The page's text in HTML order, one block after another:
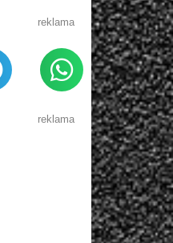
reklama
reklama